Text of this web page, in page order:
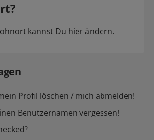
kannst Du hier ändern.
Profil löschen / mich abmelden!
Benutzernamen vergessen!